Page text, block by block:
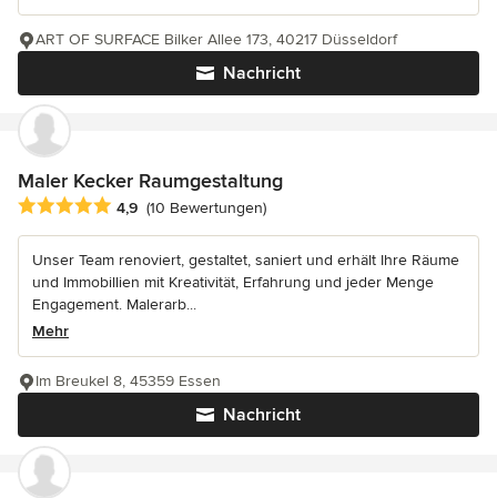
Nachricht
ART OF SURFACE Bilker Allee 173, 40217 Düsseldorf
Maler Kecker Raumgestaltung
Durchschnittliche Bewertung: 4.9 von 5 Sternen
4,9 (10 Bewertungen)
Unser Team renoviert, gestaltet, saniert und erhält Ihre Räume
und Immobillien mit Kreativität, Erfahrung und jeder Menge
Engagement. Malerarb...
Mehr
Nachricht
Im Breukel 8, 45359 Essen